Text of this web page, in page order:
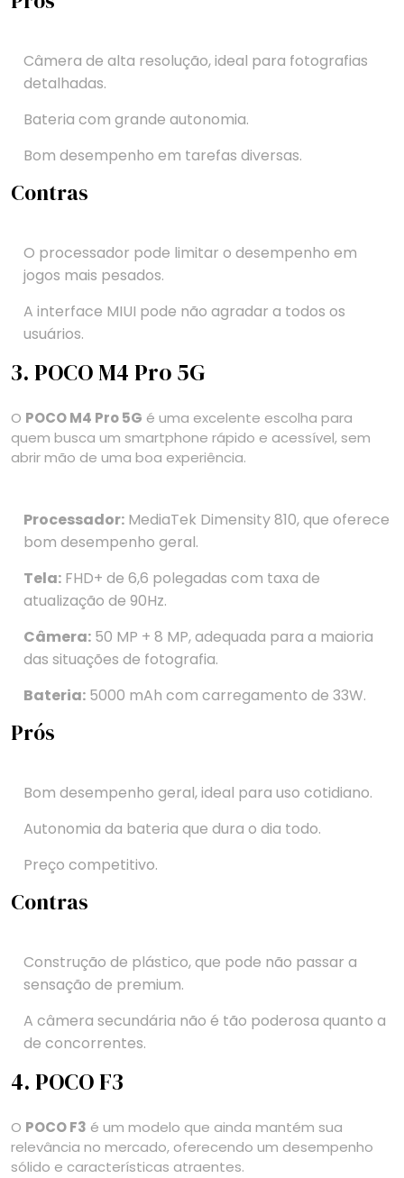
Câmera de alta resolução, ideal para fotografias
detalhadas.
Bateria com grande autonomia.
Bom desempenho em tarefas diversas.
Contras
O processador pode limitar o desempenho em
jogos mais pesados.
A interface MIUI pode não agradar a todos os
usuários.
3. POCO M4 Pro 5G
O POCO M4 Pro 5G é uma excelente escolha para
quem busca um smartphone rápido e acessível, sem
abrir mão de uma boa experiência.
Processador: MediaTek Dimensity 810, que oferece
bom desempenho geral.
Tela: FHD+ de 6,6 polegadas com taxa de
atualização de 90Hz.
Câmera: 50 MP + 8 MP, adequada para a maioria
das situações de fotografia.
Bateria: 5000 mAh com carregamento de 33W.
Prós
Bom desempenho geral, ideal para uso cotidiano.
Autonomia da bateria que dura o dia todo.
Preço competitivo.
Contras
Construção de plástico, que pode não passar a
sensação de premium.
A câmera secundária não é tão poderosa quanto a
de concorrentes.
4. POCO F3
O POCO F3 é um modelo que ainda mantém sua
relevância no mercado, oferecendo um desempenho
sólido e características atraentes.